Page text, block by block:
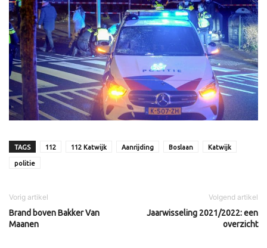
TAGS 112 112 Katwijk Aanrijding Boslaan Katwijk
politie
Vorig artikel
Brand boven Bakker Van
Maanen
Volgend artikel
Jaarwisseling 2021/2022: een
overzicht